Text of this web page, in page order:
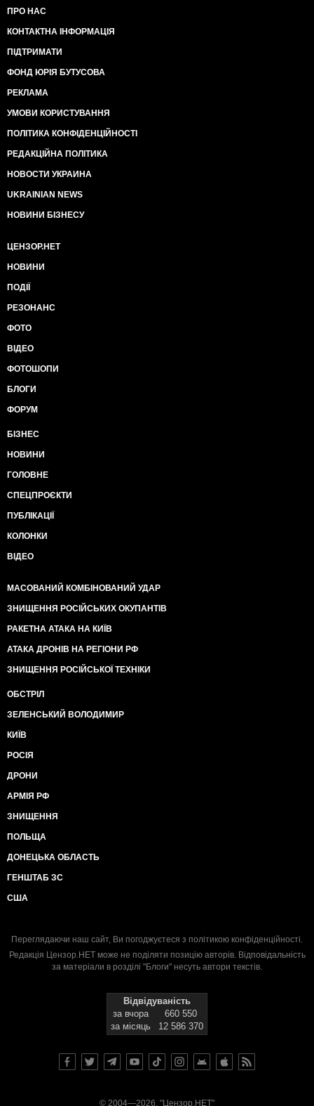
ПРО НАС
КОНТАКТНА ІНФОРМАЦІЯ
ПІДТРИМАТИ
ФОНД ЮРІЯ БУТУСОВА
РЕКЛАМА
УМОВИ КОРИСТУВАННЯ
ПОЛІТИКА КОНФІДЕНЦІЙНОСТІ
РЕДАКЦІЙНА ПОЛІТИКА
НОВОСТИ УКРАИНА
UKRAINIAN NEWS
НОВИНИ БІЗНЕСУ
ЦЕНЗОР.НЕТ
НОВИНИ
ПОДІЇ
РЕЗОНАНС
ФОТО
ВІДЕО
ФОТОШОПИ
БЛОГИ
ФОРУМ
БІЗНЕС
НОВИНИ
ГОЛОВНЕ
СПЕЦПРОЄКТИ
ПУБЛІКАЦІЇ
КОЛОНКИ
ВІДЕО
МАСОВАНИЙ КОМБІНОВАНИЙ УДАР
ЗНИЩЕННЯ РОСІЙСЬКИХ ОКУПАНТІВ
РАКЕТНА АТАКА НА КИЇВ
АТАКА ДРОНІВ НА РЕГІОНИ РФ
ЗНИЩЕННЯ РОСІЙСЬКОЇ ТЕХНІКИ
ОБСТРІЛ
ЗЕЛЕНСЬКИЙ ВОЛОДИМИР
КИЇВ
РОСІЯ
ДРОНИ
АРМІЯ РФ
ЗНИЩЕННЯ
ПОЛЬЩА
ДОНЕЦЬКА ОБЛАСТЬ
ГЕНШТАБ ЗС
США
Переглядаючи наш сайт, Ви погоджуєтеся з політикою конфіденційності.
Редакція Цензор.НЕТ може не поділяти позицію авторів. Відповідальність
за матеріали в розділі "Блоги" несуть автори текстів.
Відвідуваність
за вчора
660 550
за місяць
12 586 370
© 2004—2026, "Цензор.НЕТ"